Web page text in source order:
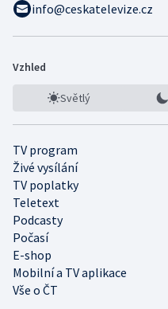
info@ceskatelevize.cz
Vzhled
Světlý
TV program
Živé vysílání
TV poplatky
Teletext
Podcasty
Počasí
E-shop
Mobilní a TV aplikace
Vše o ČT